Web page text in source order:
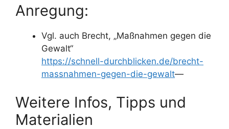
Anregung:
Vgl. auch Brecht, „Maßnahmen gegen die
Gewalt“
https://schnell-durchblicken.de/brecht-
massnahmen-gegen-die-gewalt—
Weitere Infos, Tipps und
Materialien